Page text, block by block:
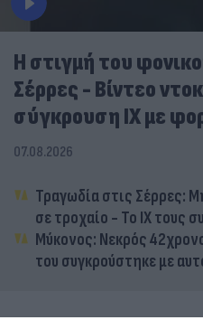
Η στιγμή του
Σέρρες - Βίντεο
σύγκρουση ΙΧ με
07.08.2026
Τραγωδία στις Σέρρες:
σε τροχαίο - Το ΙΧ τους
Μύκονος: Νεκρός
του συγκρούστηκε με